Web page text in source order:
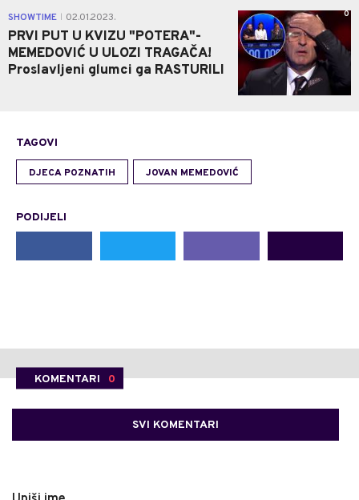
SHOWTIME 02.01.2023.
PRVI PUT U KVIZU "POTERA"-
MEMEDOVIĆ U ULOZI TRAGAČA!
Proslavljeni glumci ga RASTURILI
0
TAGOVI
DJECA POZNATIH JOVAN MEMEDOVIĆ
PODIJELI
KOMENTARI 0
SVI KOMENTARI